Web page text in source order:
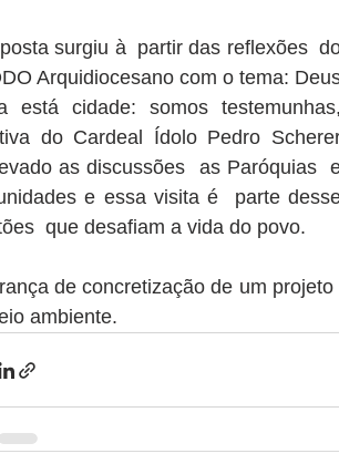
surgiu à  partir das reflexões
Arquidiocesano com o tema:
está cidade: somos
do Cardeal Ídolo Pedro
as discussões  as Paróquias
e essa visita é  parte
que desafiam a vida do povo.
de concretização de um projeto
ambiente.